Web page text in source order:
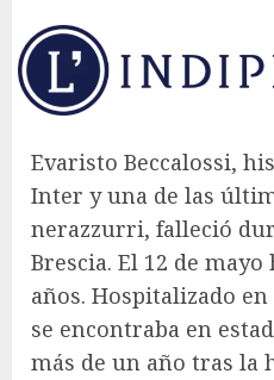
Evaristo Beccalossi,
Inter y una de las
nerazzurri, falleció
Brescia. El 12 de
años. Hospitalizado
se encontraba en
más de un año tras la